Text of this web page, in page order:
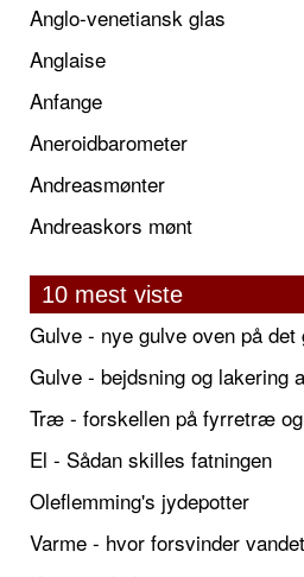
Anglo-venetiansk glas
Anglaise
Anfange
Aneroidbarometer
Andreasmønter
Andreaskors mønt
10 mest viste
Gulve - nye gulve oven på det
Gulve - bejdsning og lakering
Træ - forskellen på fyrretræ
El - Sådan skilles fatningen
Oleflemming's jydepotter
Varme - hvor forsvinder